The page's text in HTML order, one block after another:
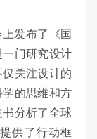
发布了《国
门研究设计
关注设计的
的思维和方
分析了全球
供了行动框